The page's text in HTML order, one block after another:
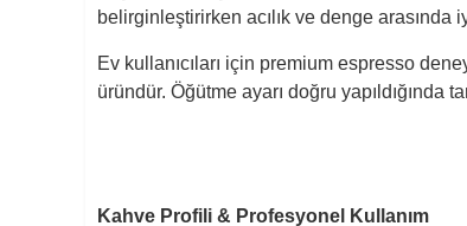
belirginleştirirken acılık ve denge arasında
Ev kullanıcıları için premium espresso
üründür. Öğütme ayarı doğru
Kahve Profili & Profesyonel Kullanım